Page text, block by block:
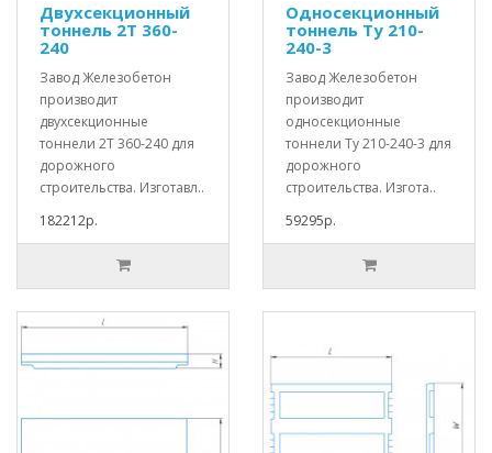
Двухсекционный
тоннель 2Т 360-
240
Завод Железобетон
производит
двухсекционные
тоннели 2Т 360-240 для
дорожного
строительства. Изготавл..
182212р.
Односекционный
тоннель Ту 210-
240-3
Завод Железобетон
производит
односекционные
тоннели Ту 210-240-3 для
дорожного
строительства. Изгота..
59295р.